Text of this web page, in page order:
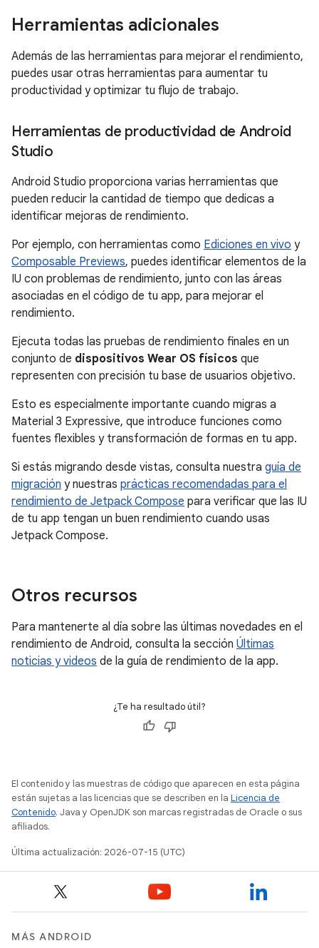
Herramientas adicionales
Además de las herramientas para mejorar el rendimiento,
puedes usar otras herramientas para aumentar tu
productividad y optimizar tu flujo de trabajo.
Herramientas de productividad de Android
Studio
Android Studio proporciona varias herramientas que
pueden reducir la cantidad de tiempo que dedicas a
identificar mejoras de rendimiento.
Por ejemplo, con herramientas como Ediciones en vivo y
Composable Previews, puedes identificar elementos de la
IU con problemas de rendimiento, junto con las áreas
asociadas en el código de tu app, para mejorar el
rendimiento.
Ejecuta todas las pruebas de rendimiento finales en un
conjunto de dispositivos Wear OS físicos que
representen con precisión tu base de usuarios objetivo.
Esto es especialmente importante cuando migras a
Material 3 Expressive, que introduce funciones como
fuentes flexibles y transformación de formas en tu app.
Si estás migrando desde vistas, consulta nuestra guía de
migración y nuestras prácticas recomendadas para el
rendimiento de Jetpack Compose para verificar que las IU
de tu app tengan un buen rendimiento cuando usas
Jetpack Compose.
Otros recursos
Para mantenerte al día sobre las últimas novedades en el
rendimiento de Android, consulta la sección Últimas
noticias y videos de la guía de rendimiento de la app.
¿Te ha resultado útil?
El contenido y las muestras de código que aparecen en esta página
están sujetas a las licencias que se describen en la Licencia de
Contenido. Java y OpenJDK son marcas registradas de Oracle o sus
afiliados.
Última actualización: 2026-07-15 (UTC)
MÁS ANDROID